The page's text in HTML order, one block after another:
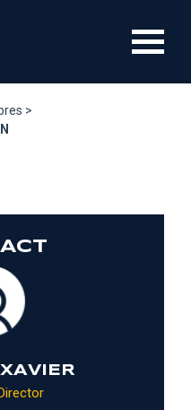
>